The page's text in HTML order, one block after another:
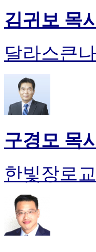
김귀보 목
달라스큰
구경모 목
한빛장로